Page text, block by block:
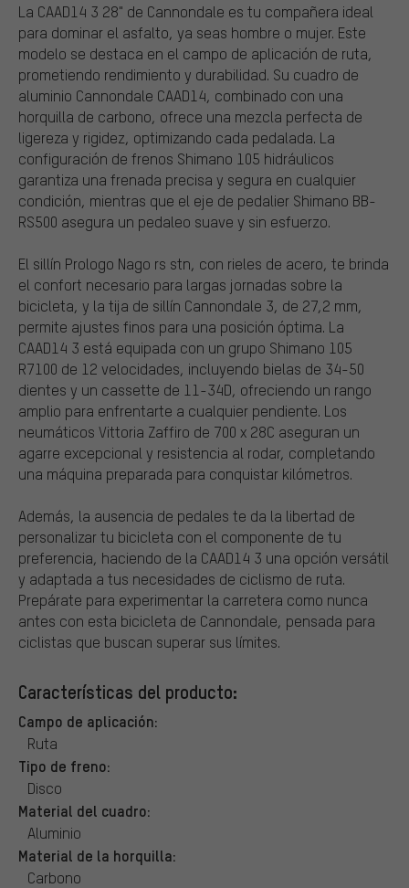
La CAAD14 3 28" de Cannondale es tu compañera ideal
para dominar el asfalto, ya seas hombre o mujer. Este
modelo se destaca en el campo de aplicación de ruta,
prometiendo rendimiento y durabilidad. Su cuadro de
aluminio Cannondale CAAD14, combinado con una
horquilla de carbono, ofrece una mezcla perfecta de
ligereza y rigidez, optimizando cada pedalada. La
configuración de frenos Shimano 105 hidráulicos
garantiza una frenada precisa y segura en cualquier
condición, mientras que el eje de pedalier Shimano BB-
RS500 asegura un pedaleo suave y sin esfuerzo.
El sillín Prologo Nago rs stn, con rieles de acero, te brinda
el confort necesario para largas jornadas sobre la
bicicleta, y la tija de sillín Cannondale 3, de 27,2 mm,
permite ajustes finos para una posición óptima. La
CAAD14 3 está equipada con un grupo Shimano 105
R7100 de 12 velocidades, incluyendo bielas de 34-50
dientes y un cassette de 11-34D, ofreciendo un rango
amplio para enfrentarte a cualquier pendiente. Los
neumáticos Vittoria Zaffiro de 700 x 28C aseguran un
agarre excepcional y resistencia al rodar, completando
una máquina preparada para conquistar kilómetros.
Además, la ausencia de pedales te da la libertad de
personalizar tu bicicleta con el componente de tu
preferencia, haciendo de la CAAD14 3 una opción versátil
y adaptada a tus necesidades de ciclismo de ruta.
Prepárate para experimentar la carretera como nunca
antes con esta bicicleta de Cannondale, pensada para
ciclistas que buscan superar sus límites.
Características del producto:
Campo de aplicación:
Ruta
Tipo de freno:
Disco
Material del cuadro:
Aluminio
Material de la horquilla:
Carbono